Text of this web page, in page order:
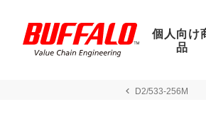
個人向け
品
D2/533-256M